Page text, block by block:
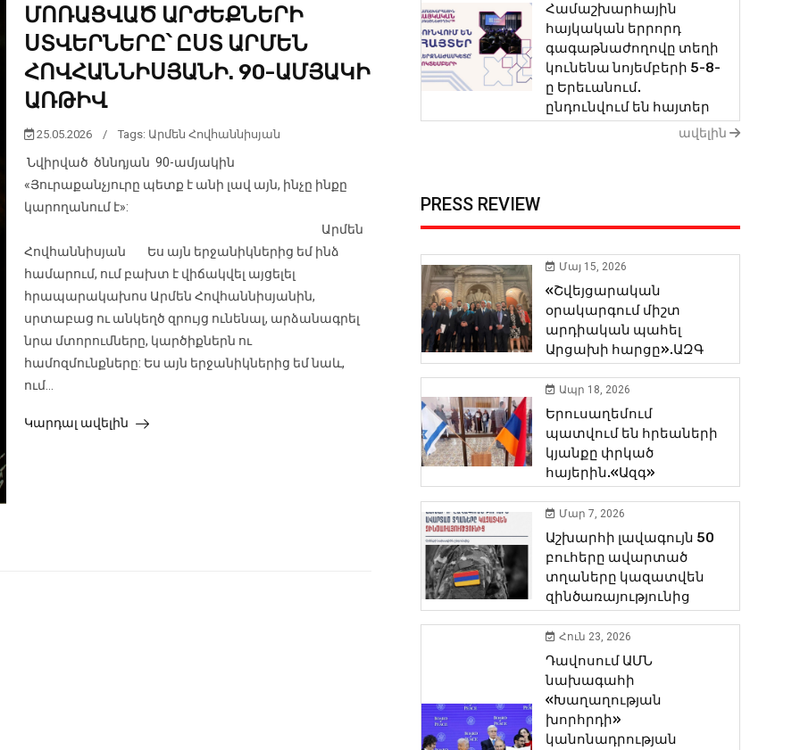
ՄՈՌԱՑՎԱԾ ԱՐԺԵՔՆԵՐԻ
ՍՏՎԵՐՆԵՐԸ՝ ԸՍՏ ԱՐՄԵՆ
ՀՈՎՀԱՆՆԻՍՅԱՆԻ. 90-ԱՄՅԱԿԻ
ԱՌԹԻՎ
25.05.2026 / Tags: Արմեն Հովհաննիսյան
Նվիրված ծննդյան 90-ամյակին
«Յուրաքանչյուրը պետք է անի լավ այն, ինչը ինքը
կարողանում է»:
Արմեն
Հովհաննիսյան Ես այն երջանիկներից եմ ինձ
համարում, ում բախտ է վիճակվել այցելել
հրապարակախոս Արմեն Հովհաննիսյանին,
սրտաբաց ու անկեղծ զրույց ունենալ, արձանագրել
նրա մտորումները, կարծիքներն ու
համոզմունքները: Ես այն երջանիկներից եմ նաև,
ում...
Կարդալ ավելին
Համաշխարհային
հայկական երրորդ
գագաթնաժողովը տեղի
կունենա նոյեմբերի 5-8-
ը Երեւանում.
ընդունվում են հայտեր
ավելին
PRESS REVIEW
Մայ 15, 2026
«Շվեյցարական
օրակարգում միշտ
արդիական պահել
Արցախի հարցը».ԱԶԳ
Ապր 18, 2026
Երուսաղեմում
պատվում են հրեաների
կյանքը փրկած
հայերին.«Ազգ»
Մար 7, 2026
Աշխարհի լավագույն 50
բուհերը ավարտած
տղաները կազատվեն
զինծառայությունից
Հուն 23, 2026
Դավոսում ԱՄՆ
նախագահի
«Խաղաղության
խորհրդի»
կանոնադրության